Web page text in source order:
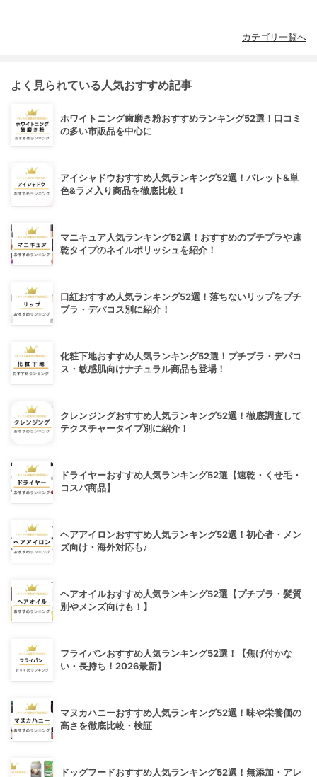
カテゴリ一覧へ
よく見られている人気おすすめ記事
ホワイトニング歯磨き粉おすすめランキング52選！口コミ
の多い市販品を中心に
アイシャドウおすすめ人気ランキング52選！パレット&単
色&ラメ入り商品を徹底比較！
マニキュア人気ランキング52選！おすすめのプチプラや速
乾タイプのネイルポリッシュを紹介！
口紅おすすめ人気ランキング52選！落ちないリップをプチ
プラ・デパコス別に紹介！
化粧下地おすすめ人気ランキング52選！プチプラ・デパコ
ス・敏感肌向けナチュラル商品も登場！
クレンジングおすすめ人気ランキング52選！徹底調査して
テクスチャータイプ別に紹介！
ドライヤーおすすめ人気ランキング52選【速乾・くせ毛・
コスパ商品】
ヘアアイロンおすすめ人気ランキング52選！初心者・メン
ズ向け・海外対応も♪
ヘアオイルおすすめ人気ランキング52選【プチプラ・髪質
別やメンズ向けも！】
フライパンおすすめ人気ランキング52選！【焦げ付かな
い・長持ち！2026最新】
マヌカハニーおすすめ人気ランキング52選！味や栄養価の
高さを徹底比較・検証
ドッグフードおすすめ人気ランキング52選！無添加・アレ